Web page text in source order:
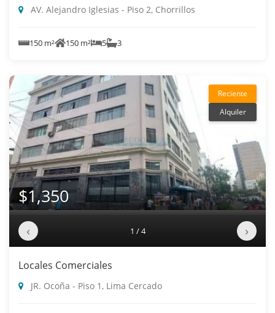
AV. Alejandro Iglesias - Piso 2, Chorrillos
150 m² 150 m² 5 3
Reciente
Alquiler
$1,350
‹ 1 / 4 ›
Locales Comerciales
JR. Ocoña - Piso 1, Lima Cercado